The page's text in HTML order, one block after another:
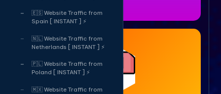
🇪🇸 Website Traffic from
Spain [ INSTANT ] ⚡
🇳🇱 Website Traffic from
Netherlands [ INSTANT ] ⚡
🇵🇱 Website Traffic from
Poland [ INSTANT ] ⚡
🇲🇽 Website Traffic from